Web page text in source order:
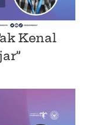
Kenal